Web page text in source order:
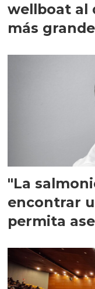
wellboat al
más
"La
encontrar
permita